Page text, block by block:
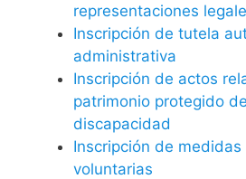
representaciones
Inscripción de tutela
administrativa
Inscripción de actos
patrimonio protegido
discapacidad
Inscripción de
voluntarias